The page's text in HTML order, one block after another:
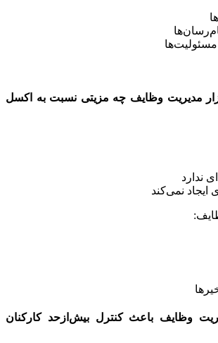
مدیریت وظایف چه مزیتی نسبت به اکسل
نمی‌کند
وظایف باعث کنترل بیش‌ازحد کارکنان